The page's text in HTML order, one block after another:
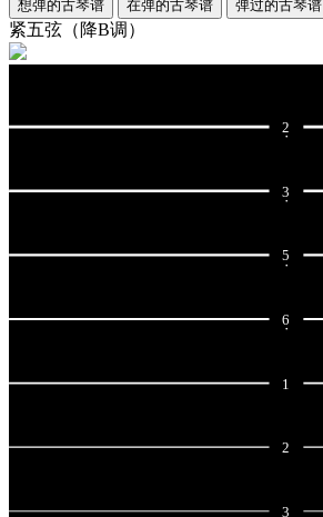
想弹的古琴谱 在弹的古琴谱 弹过的古琴谱
紧五弦（降B调）